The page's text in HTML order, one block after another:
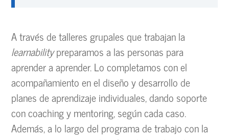
A través de talleres grupales que trabajan la
learnabilitypreparamos a las personas para
aprender a aprender. Lo completamos con el
acompañamiento en el diseño y desarrollo de
planes de aprendizaje individuales, dando soporte
con coaching y mentoring, según cada caso.
Además, a lo largo del programa de trabajo con la